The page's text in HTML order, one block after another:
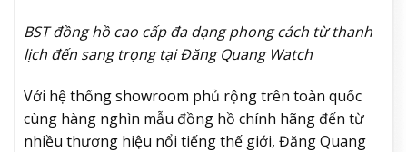
BST đồng hồ cao cấp đa dạng phong cách từ thanh
lịch đến sang trọng tại Đăng Quang Watch
Với hệ thống showroom phủ rộng trên toàn quốc
cùng hàng nghìn mẫu đồng hồ chính hãng đến từ
nhiều thương hiệu nổi tiếng thế giới, Đăng Quang